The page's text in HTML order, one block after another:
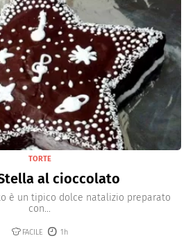
TORTE
al cioccolato
è un tipico dolce natalizio preparato
con...
FACILE 1h